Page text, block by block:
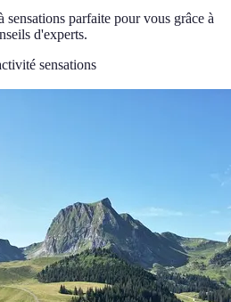
parfaite pour vous grâce à
d'experts.
sensations